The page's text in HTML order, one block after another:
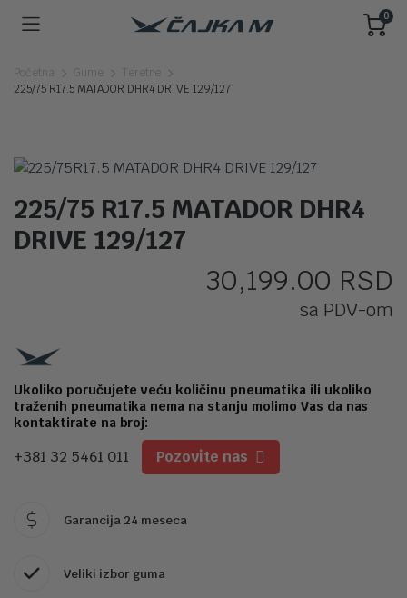
0
Početna Gume
Teretne
225/75 R17.5 MATADOR DHR4 DRIVE 129/127
225/75 R17.5 MATADOR DHR4
DRIVE 129/127
30,199.00 RSD
sa PDV-om
Ukoliko poručujete veću količinu pneumatika ili ukoliko
traženih pneumatika nema na stanju molimo Vas da nas
kontaktirate na broj:
+381 32 5461 011 Pozovite nas
Garancija 24 meseca
Veliki izbor guma